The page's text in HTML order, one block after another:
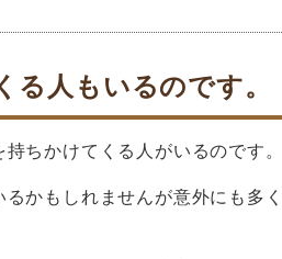
人もいるのです。
ちかけてくる人がいるのです。
かもしれませんが意外にも多